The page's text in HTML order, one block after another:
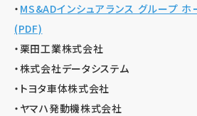
・ MS&ADインシュアランス グループ
(PDF)
・栗田工業株式会社
・株式会社データシステム
・トヨタ車体株式会社
・ヤマハ発動機株式会社